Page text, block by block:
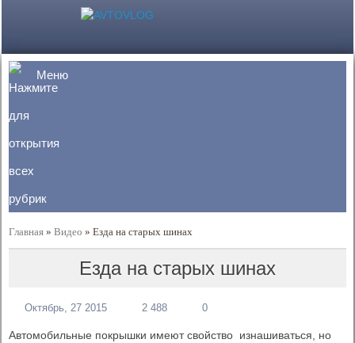
Меню
Главная »Видео »Езда на старых шинах
Езда на старых шинах
Октябрь, 27 2015 2 488 0
Автомобильные покрышки имеют свойство изнашиваться, но